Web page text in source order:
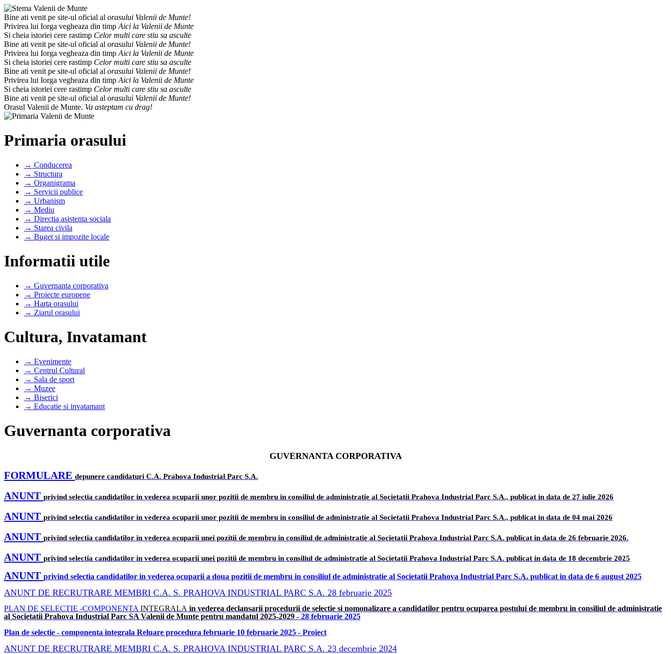
Bine ati venit pe site-ul oficial al orasului Valenii de Munte!
Privirea lui Iorga vegheaza din timp Aici la Valenii de Munte
Si cheia istoriei cere rastimp Celor multi care stiu sa asculte
Bine ati venit pe site-ul oficial al orasului Valenii de Munte!
Privirea lui Iorga vegheaza din timp Aici la Valenii de Munte
Si cheia istoriei cere rastimp Celor multi care stiu sa asculte
Bine ati venit pe site-ul oficial al orasului Valenii de Munte!
Privirea lui Iorga vegheaza din timp Aici la Valenii de Munte
Si cheia istoriei cere rastimp Celor multi care stiu sa asculte
Bine ati venit pe site-ul oficial al orasului Valenii de Munte!
Orasul Valenii de Munte. Va asteptam cu drag!
Primaria orasului
→ Conducerea
→ Structura
→ Organigrama
→ Servicii publice
→ Urbanism
→ Mediu
→ Directia asistenta sociala
→ Starea civila
→ Buget si impozite locale
Informatii utile
→ Guvernanta corporativa
→ Proiecte europene
→ Harta orasului
→ Ziarul orasului
Cultura, Invatamant
→ Evenimente
→ Centrul Cultural
→ Sala de sport
→ Muzee
→ Biserici
→ Educatie si invatamant
Guvernanta corporativa
GUVERNANTA CORPORATIVA
FORMULARE depunere candidaturi C.A. Prahova Industrial Parc S.A.
ANUNT privind selectia candidatilor in vederea ocuparii unor pozitii de membru in consiliul de administratie al Societatii Prahova Industrial Parc S.A., publicat in data de 27 iulie 2026
ANUNT privind selectia candidatilor in vederea ocuparii unor pozitii de membru in consiliul de administratie al Societatii Prahova Industrial Parc S.A., publicat in data de 04 mai 2026
ANUNT privind selectia candidatilor in vederea ocuparii unei pozitii de membru in consiliul de administratie al Societatii Prahova Industrial Parc S.A. publicat in data de 26 februarie 2026.
ANUNT privind selectia candidatilor in vederea ocuparii unei pozitii de membru in consiliul de administratie al Societatii Prahova Industrial Parc S.A. publicat in data de 18 decembrie 2025
ANUNT privind selectia candidatilor in vederea ocuparii a doua pozitii de membru in consiliul de administratie al Societatii Prahova Industrial Parc S.A. publicat in data de 6 august 2025
ANUNT DE RECRUTRARE MEMBRI C.A. S. PRAHOVA INDUSTRIAL PARC S.A. 28 februarie 2025
PLAN DE SELECTIE -COMPONENTA INTEGRALA in vederea declansarii procedurii de selectie si nomonalizare a candidatilor pentru ocuparea postului de membru in consiliul de administratie
al Societatii Prahova Industrial Parc SA Valenii de Munte pentru mandatul 2025-2029 - 28 februarie 2025
Plan de selectie - componenta integrala Reluare procedura februarie 10 februarie 2025 - Proiect
ANUNT DE RECRUTRARE MEMBRI C.A. S. PRAHOVA INDUSTRIAL PARC S.A. 23 decembrie 2024